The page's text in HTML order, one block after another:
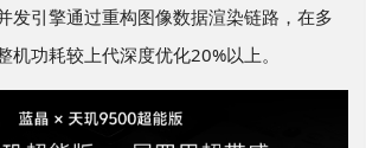
发引擎通过重构图像数据渲染链路，在多
机功耗较上代深度优化20%以上。